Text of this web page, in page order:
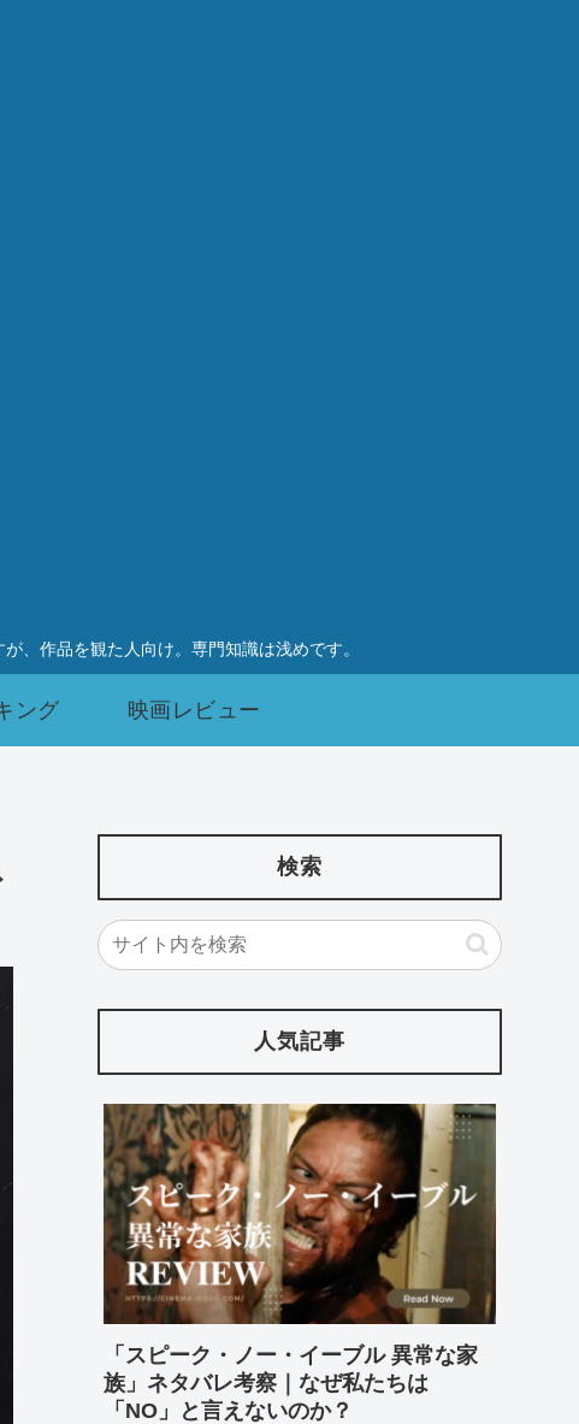
、作品を観た人向け。専門知識は浅めです。
ング 映画レビュー
検索
人気記事
「スピーク・ノー・イーブル 異常な家
族」ネタバレ考察｜なぜ私たちは
「NO」と言えないのか？